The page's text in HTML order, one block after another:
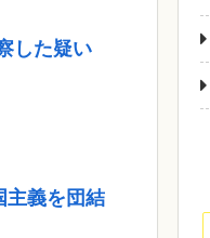
した疑い
主義を団結